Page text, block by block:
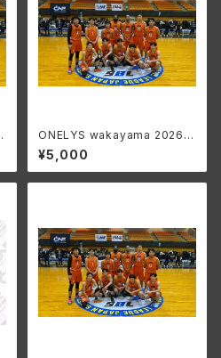
ONELYS wakayama 2026-
27 SEASON ファンクラブ S
ILVER会員
¥5,000